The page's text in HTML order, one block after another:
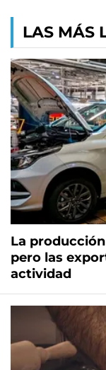
LAS MÁS
La
pero las
actividad